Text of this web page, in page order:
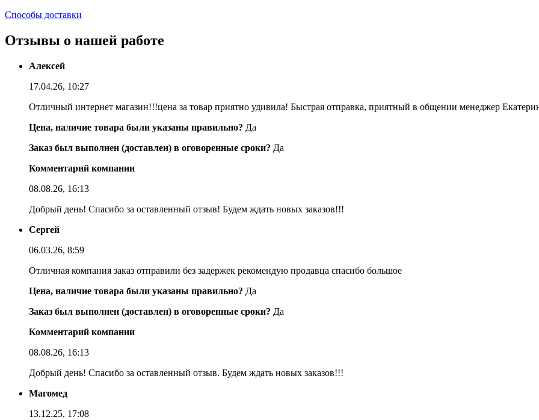
Способы доставки
Отзывы о нашей работе
Алексей
17.04.26, 10:27
Отличный интернет магазин!!!цена за товар приятно удивила! Быстрая отправка, приятный в общении менеджер
Цена, наличие товара были указаны правильно? Да
Заказ был выполнен (доставлен) в оговоренные сроки? Да
Комментарий компании
08.08.26, 16:13
Добрый день! Спасибо за оставленный отзыв! Будем ждать новых заказов!!!
Сергей
06.03.26, 8:59
Отличная компания заказ отправили без задержек рекомендую продавца спасибо большое
Цена, наличие товара были указаны правильно? Да
Заказ был выполнен (доставлен) в оговоренные сроки? Да
Комментарий компании
08.08.26, 16:13
Добрый день! Спасибо за оставленный отзыв. Будем ждать новых заказов!!!
Магомед
13.12.25, 17:08